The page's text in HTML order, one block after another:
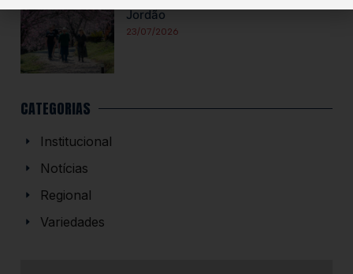
Jordão
23/07/2026
CATEGORIAS
Institucional
Notícias
Regional
Variedades